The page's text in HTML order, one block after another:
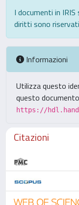
I documenti in
diritti sono
Informazioni
Utilizza questo
questo
https://
Citazioni